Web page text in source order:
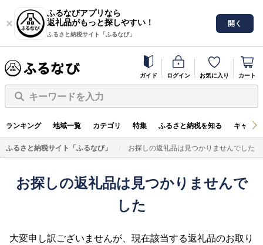
ふるなびアプリなら
返礼品がもっと探しやすい！
ふるさと納税サイト「ふるなび」
開く
ガイド ログイン お気に入り カート
キーワードを入力
ランキング 地域一覧 カテゴリ 特集 ふるさと納税を知る キャン
ふるさと納税サイト「ふるなび」 お探しの返礼品は見つかりませんでした
お探しの返礼品は見つかりませんで
した
大変申し訳ございませんが、現在該当する返礼品のお取り